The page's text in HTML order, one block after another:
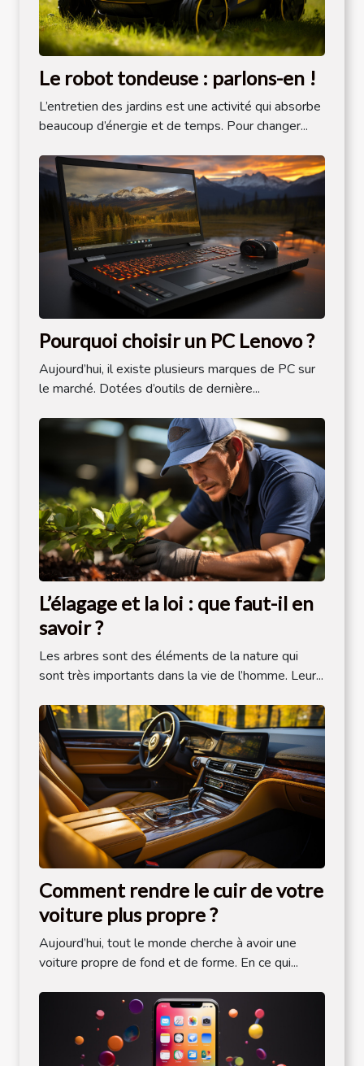
Le robot tondeuse : parlons-en !
L’entretien des jardins est une activité qui absorbe
beaucoup d’énergie et de temps. Pour changer...
Pourquoi choisir un PC Lenovo ?
Aujourd’hui, il existe plusieurs marques de PC sur
le marché. Dotées d’outils de dernière...
L’élagage et la loi : que faut-il en
savoir ?
Les arbres sont des éléments de la nature qui
sont très importants dans la vie de l’homme. Leur...
Comment rendre le cuir de votre
voiture plus propre ?
Aujourd’hui, tout le monde cherche à avoir une
voiture propre de fond et de forme. En ce qui...